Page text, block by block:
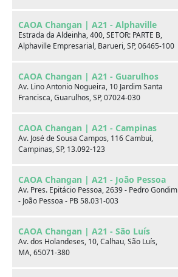
CAOA Changan | A21 - Alphaville
Estrada da Aldeinha, 400, SETOR: PARTE B,
Alphaville Empresarial, Barueri, SP, 06465-100
CAOA Changan | A21 - Guarulhos
Av. Lino Antonio Nogueira, 10 Jardim Santa
Francisca, Guarulhos, SP, 07024-030
CAOA Changan | A21 - Campinas
Av. José de Sousa Campos, 116 Cambuí,
Campinas, SP, 13.092-123
CAOA Changan | A21 - João Pessoa
Av. Pres. Epitácio Pessoa, 2639 - Pedro Gondim
- João Pessoa - PB 58.031-003
CAOA Changan | A21 - São Luís
Av. dos Holandeses, 10, Calhau, São Luís,
MA, 65071-380
Final da placa
A09
Fale com um especialista:
WhatsApp
Telefones
Compartilhe:
Opcionais